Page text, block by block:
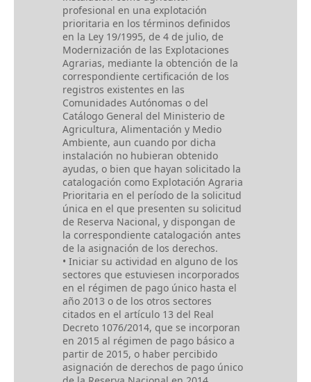
profesional en una explotación
prioritaria en los términos definidos
en la Ley 19/1995, de 4 de julio, de
Modernización de las Explotaciones
Agrarias, mediante la obtención de la
correspondiente certificación de los
registros existentes en las
Comunidades Autónomas o del
Catálogo General del Ministerio de
Agricultura, Alimentación y Medio
Ambiente, aun cuando por dicha
instalación no hubieran obtenido
ayudas, o bien que hayan solicitado la
catalogación como Explotación Agraria
Prioritaria en el período de la solicitud
única en el que presenten su solicitud
de Reserva Nacional, y dispongan de
la correspondiente catalogación antes
de la asignación de los derechos.
• Iniciar su actividad en alguno de los
sectores que estuviesen incorporados
en el régimen de pago único hasta el
año 2013 o de los otros sectores
citados en el artículo 13 del Real
Decreto 1076/2014, que se incorporan
en 2015 al régimen de pago básico a
partir de 2015, o haber percibido
asignación de derechos de pago único